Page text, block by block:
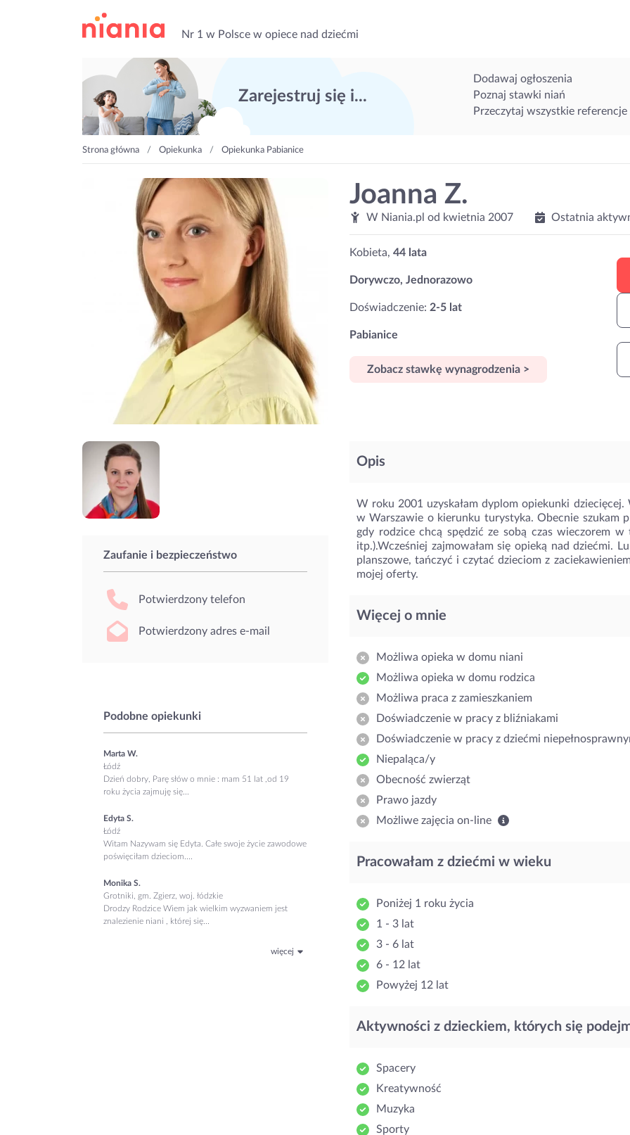
Nr 1 w Polsce w opiece nad dziećmi
Zarejestruj się i...
Dodawaj ogłoszenia
Poznaj stawki niań
Przeczytaj wszystkie referencje
Strona główna Opiekunka Opiekunka Pabianice
Joanna Z.
W Niania.pl od kwietnia 2007 Ostatnia
Kobieta, 44 lata
Dorywczo, Jednorazowo
Doświadczenie: 2-5 lat
Pabianice
Zobacz stawkę wynagrodzenia >
Zaufanie i bezpieczeństwo
Potwierdzony telefon
Potwierdzony adres e-mail
Podobne opiekunki
Marta W.
Łódź
Dzień dobry, Parę słów o mnie : mam 51 lat ,od 19
roku życia zajmuję się...
Edyta S.
Łódź
Witam Nazywam się Edyta. Całe swoje życie zawodowe
poświęciłam dzieciom....
Monika S.
Grotniki, gm. Zgierz, woj. łódzkie
Drodzy Rodzice Wiem jak wielkim wyzwaniem jest
znalezienie niani , której się...
więcej
Opis
W roku 2001 uzyskałam dyplom opiekunki
w Warszawie o kierunku turystyka. Obecnie szukam
gdy rodzice chcą spędzić ze sobą czas wieczorem
itp.).Wcześniej zajmowałam się opieką nad dziećmi.
planszowe, tańczyć i czytać dzieciom z
mojej oferty.
Więcej o mnie
Możliwa opieka w domu niani
Możliwa opieka w domu rodzica
Możliwa praca z zamieszkaniem
Doświadczenie w pracy z bliźniakami
Doświadczenie w pracy z dziećmi
Niepaląca/y
Obecność zwierząt
Prawo jazdy
Możliwe zajęcia on-line
Pracowałam z dziećmi w wieku
Poniżej 1 roku życia
1 - 3 lat
3 - 6 lat
6 - 12 lat
Powyżej 12 lat
Aktywności z dzieckiem, których się
Spacery
Kreatywność
Muzyka
Sporty